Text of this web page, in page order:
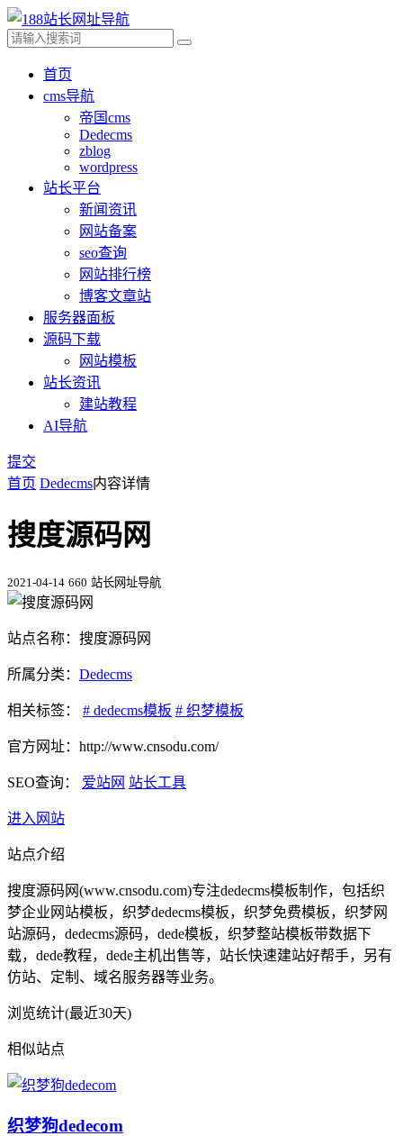
首页
cms导航
帝国cms
Dedecms
zblog
wordpress
站长平台
新闻资讯
网站备案
seo查询
网站排行榜
博客文章站
服务器面板
源码下载
网站模板
站长资讯
建站教程
AI导航
提交
首页 Dedecms内容详情
搜度源码网
2021-04-14 660 站长网址导航
站点名称：搜度源码网
所属分类： Dedecms
相关标签： # dedecms模板 # 织梦模板
官方网址：http://www.cnsodu.com/
SEO查询： 爱站网 站长工具
进入网站
站点介绍
搜度源码网(www.cnsodu.com)专注dedecms模板制作，包括织
梦企业网站模板，织梦dedecms模板，织梦免费模板，织梦网
站源码，dedecms源码，dede模板，织梦整站模板带数据下
载，dede教程，dede主机出售等，站长快速建站好帮手，另有
仿站、定制、域名服务器等业务。
浏览统计(最近30天)
相似站点
织梦狗dedecom